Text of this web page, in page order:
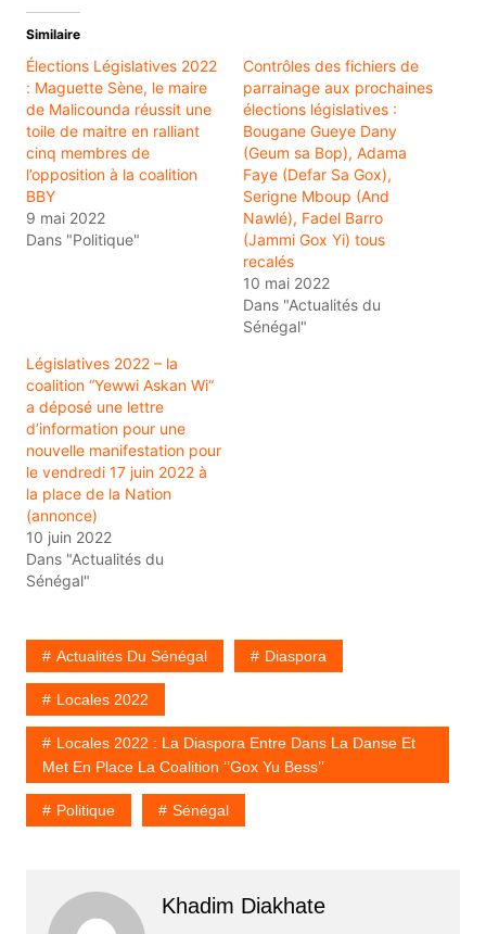
Similaire
Élections Législatives 2022
: Maguette Sène, le maire
de Malicounda réussit une
toile de maitre en ralliant
cinq membres de
l’opposition à la coalition
BBY
9 mai 2022
Dans "Politique"
Contrôles des fichiers de
parrainage aux prochaines
élections législatives :
Bougane Gueye Dany
(Geum sa Bop), Adama
Faye (Defar Sa Gox),
Serigne Mboup (And
Nawlé), Fadel Barro
(Jammi Gox Yi) tous
recalés
10 mai 2022
Dans "Actualités du
Sénégal"
Législatives 2022 – la
coalition “Yewwi Askan Wi“
a déposé une lettre
d’information pour une
nouvelle manifestation pour
le vendredi 17 juin 2022 à
la place de la Nation
(annonce)
10 juin 2022
Dans "Actualités du
Sénégal"
Actualités Du Sénégal Diaspora
Locales 2022
Locales 2022 : La Diaspora Entre Dans La Danse Et
Met En Place La Coalition ‘’Gox Yu Bess’’
Politique Sénégal
Khadim Diakhate